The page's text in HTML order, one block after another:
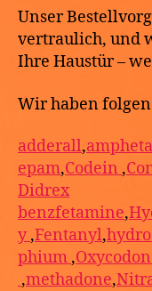
Unser
vertraulich, und
Ihre Haustür –
Wir haben
adderall,
epam,Codein ,
Didrex
benzfetamine,
y ,Fentanyl,
phium ,Oxycodon
,methadone,